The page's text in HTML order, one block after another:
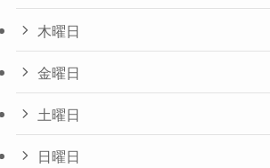
木曜日
金曜日
土曜日
日曜日